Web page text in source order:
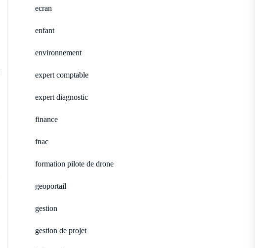
ecran
enfant
environnement
expert comptable
expert diagnostic
finance
fnac
formation pilote de drone
geoportail
gestion
gestion de projet